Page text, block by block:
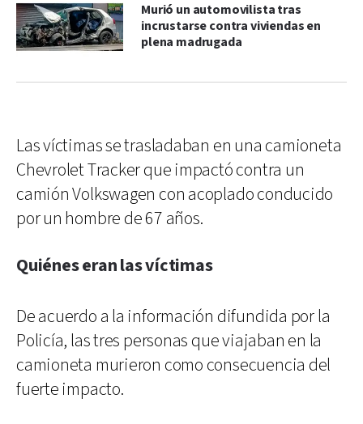
Murió un automovilista tras
incrustarse contra viviendas en
plena madrugada
Las víctimas se trasladaban en una camioneta
Chevrolet Tracker que impactó contra un
camión Volkswagen con acoplado conducido
por un hombre de 67 años.
Quiénes eran las víctimas
De acuerdo a la información difundida por la
Policía, las tres personas que viajaban en la
camioneta murieron como consecuencia del
fuerte impacto.